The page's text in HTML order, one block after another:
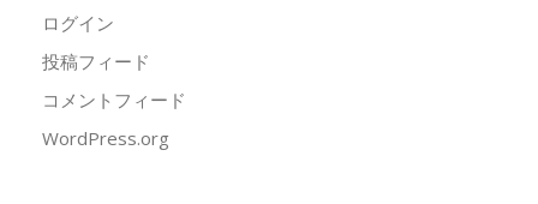
ログイン
投稿フィード
コメントフィード
WordPress.org